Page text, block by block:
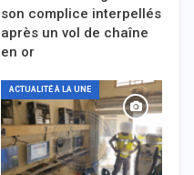
son complice interpellés
après un vol de chaîne
en or
ACTUALITÉ À LA UNE